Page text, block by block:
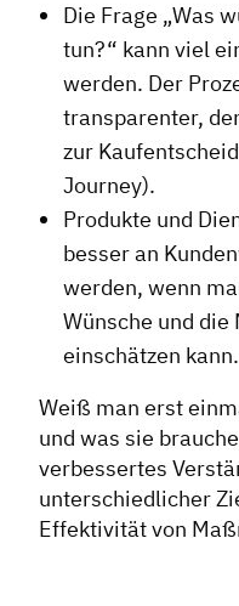
Die Frage „Was
tun?“ kann viel
werden. Der
transparenter,
zur
Journey).
Produkte und
besser an
werden, wenn
Wünsche und
einschätzen kann.
Weiß man erst
und was sie
verbessertes
unterschiedlicher
Effektivität von